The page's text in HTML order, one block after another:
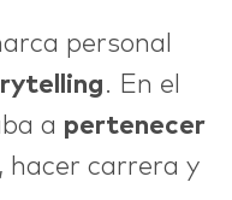
personal
. En el
a pertenecer
hacer carrera y